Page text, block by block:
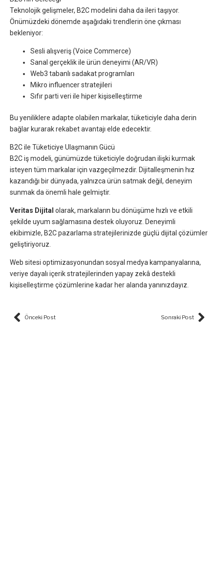
Teknolojik gelişmeler, B2C modelini daha da ileri taşıyor.
Önümüzdeki dönemde aşağıdaki trendlerin öne çıkması
bekleniyor:
Sesli alışveriş (Voice Commerce)
Sanal gerçeklik ile ürün deneyimi (AR/VR)
Web3 tabanlı sadakat programları
Mikro influencer stratejileri
Sıfır parti veri ile hiper kişiselleştirme
Bu yeniliklere adapte olabilen markalar, tüketiciyle daha derin
bağlar kurarak rekabet avantajı elde edecektir.
B2C ile Tüketiciye Ulaşmanın Gücü
B2C iş modeli, günümüzde tüketiciyle doğrudan ilişki kurmak
isteyen tüm markalar için vazgeçilmezdir. Dijitalleşmenin hız
kazandığı bir dünyada, yalnızca ürün satmak değil, deneyim
sunmak da önemli hale gelmiştir.
Veritas Dijital olarak, markaların bu dönüşüme hızlı ve etkili
şekilde uyum sağlamasına destek oluyoruz. Deneyimli
ekibimizle, B2C pazarlama stratejilerinizde güçlü dijital çözümler
geliştiriyoruz.
Web sitesi optimizasyonundan sosyal medya kampanyalarına,
veriye dayalı içerik stratejilerinden yapay zekâ destekli
kişiselleştirme çözümlerine kadar her alanda yanınızdayız.
Prev
Önceki Post Sonraki Post